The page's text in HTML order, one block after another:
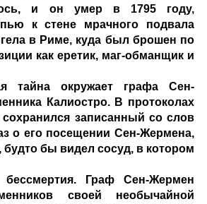
и он умер в 1795 году,
к стене мрачного подвала
в Риме, куда был брошен по
как еретик, маг-обманщик и
тайна окружает графа Сен-
Калиостро. В протоколах
записанный со слов
о его посещении Сен-Жермена,
будто бы видел сосуд, в котором
бессмертия. Граф Сен-Жермен
своей необычайной